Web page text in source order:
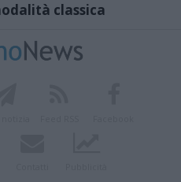
classica